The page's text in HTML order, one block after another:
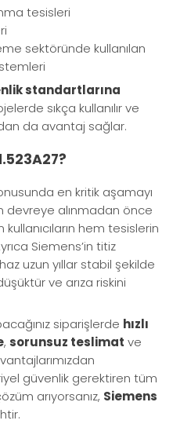
tesisleri
sektöründe kullanılan
standartlarına
sıkça kullanılır ve
da avantaj sağlar.
en kritik aşamayı
devreye alınmadan önce
hem tesislerin
Siemens’in titiz
uzun yıllar stabil şekilde
ve arıza riskini
siparişlerde hızlı
, sorunsuz teslimat ve
güvenlik gerektiren tüm
arıyorsanız, Siemens